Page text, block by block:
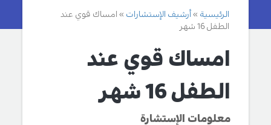
الرئيسية أرشيف الإستشارات
امساك قوي عند
الطفل 16 شهر
امساك قوي عند
الطفل 16 شهر
معلومات الإستشارة